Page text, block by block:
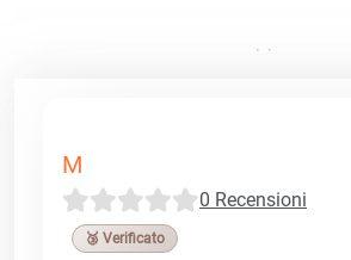
M
0 Recensioni
🥉 Verificato